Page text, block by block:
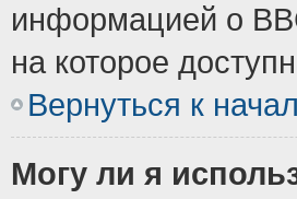
информацией о
на которое
Вернуться к
Могу ли я